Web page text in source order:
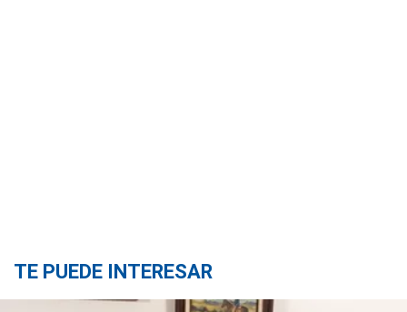
TE PUEDE INTERESAR